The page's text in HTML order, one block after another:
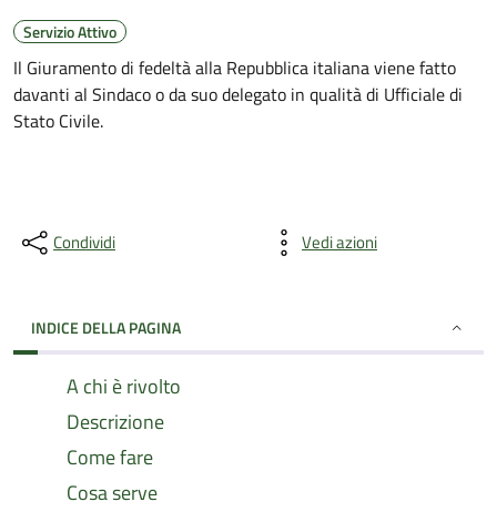
Servizio Attivo
Il Giuramento di fedeltà alla Repubblica italiana viene fatto
davanti al Sindaco o da suo delegato in qualità di Ufficiale di
Stato Civile.
Condividi Vedi azioni
INDICE DELLA PAGINA
A chi è rivolto
Descrizione
Come fare
Cosa serve